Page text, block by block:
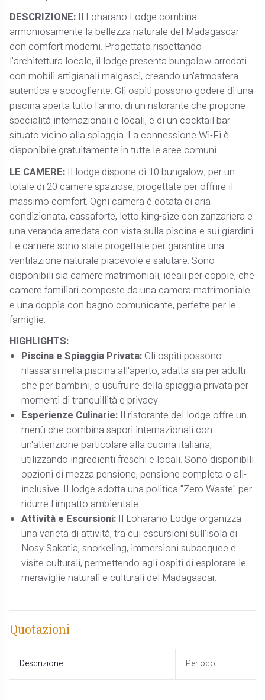
DESCRIZIONE: Il Loharano Lodge combina
armoniosamente la bellezza naturale del Madagascar
con comfort moderni. Progettato rispettando
l'architettura locale, il lodge presenta bungalow arredati
con mobili artigianali malgasci, creando un'atmosfera
autentica e accogliente. Gli ospiti possono godere di una
piscina aperta tutto l'anno, di un ristorante che propone
specialità internazionali e locali, e di un cocktail bar
situato vicino alla spiaggia. La connessione Wi-Fi è
disponibile gratuitamente in tutte le aree comuni.
LE CAMERE: Il lodge dispone di 10 bungalow, per un
totale di 20 camere spaziose, progettate per offrire il
massimo comfort. Ogni camera è dotata di aria
condizionata, cassaforte, letto king-size con zanzariera e
una veranda arredata con vista sulla piscina e sui giardini.
Le camere sono state progettate per garantire una
ventilazione naturale piacevole e salutare. Sono
disponibili sia camere matrimoniali, ideali per coppie, che
camere familiari composte da una camera matrimoniale
e una doppia con bagno comunicante, perfette per le
famiglie.
HIGHLIGHTS:
Piscina e Spiaggia Privata:Gli ospiti possono
rilassarsi nella piscina all'aperto, adatta sia per adulti
che per bambini, o usufruire della spiaggia privata per
momenti di tranquillità e privacy.
Esperienze Culinarie: Il ristorante del lodge offre un
menù che combina sapori internazionali con
un'attenzione particolare alla cucina italiana,
utilizzando ingredienti freschi e locali. Sono disponibili
opzioni di mezza pensione, pensione completa o all-
inclusive. Il lodge adotta una politica "Zero Waste" per
ridurre l'impatto ambientale.
Attività e Escursioni: Il Loharano Lodge organizza
una varietà di attività, tra cui escursioni sull'isola di
Nosy Sakatia, snorkeling, immersioni subacquee e
visite culturali, permettendo agli ospiti di esplorare le
meraviglie naturali e culturali del Madagascar.
Quotazioni
Descrizione Periodo